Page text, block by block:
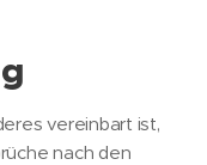
vereinbart ist,
nach den